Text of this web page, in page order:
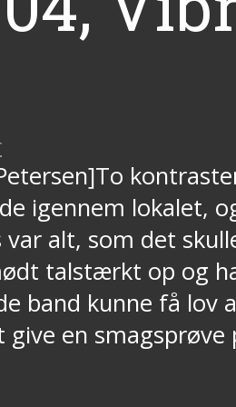
igennem lokalet,
var alt, som det
talstærkt op og
band kunne få lov
en smagsprøve